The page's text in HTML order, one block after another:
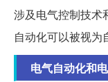
涉及电气控制技术
自动化可以被视为
电气自动化和